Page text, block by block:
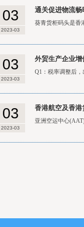
03
2023-03
通关促进物流
葵青货柜码头是香
03
2023-03
外贸生产企业
Q1：税率调整后
03
2023-03
香港航空及香
亚洲空运中心